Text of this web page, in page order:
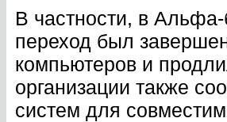
В частности, в
переход был
компьютеров и
организации также
систем для